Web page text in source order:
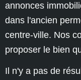
annonces
dans l'ancien
centre-ville. Nos
proposer le bien
Il n'y a pas de